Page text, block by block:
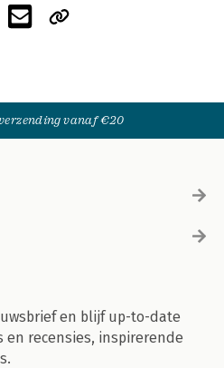
vanaf €20
en blijf up-to-date
recensies, inspirerende